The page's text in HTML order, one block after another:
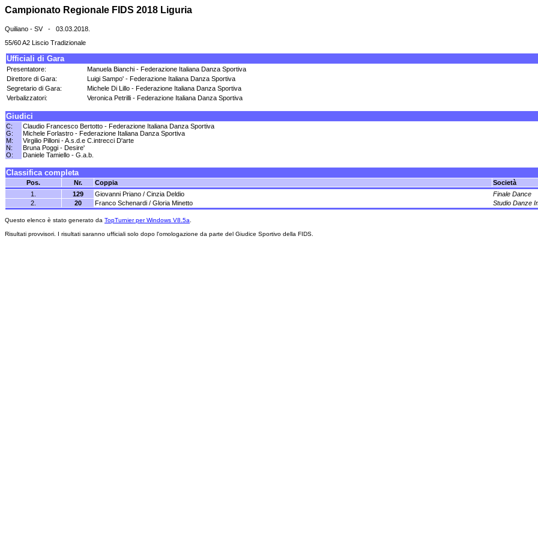
Campionato Regionale FIDS 2018 Liguria
Quiliano - SV - 03.03.2018.
55/60 A2 Liscio Tradizionale
Ufficiali di Gara
Presentatore:
Manuela Bianchi - Federazione Italiana Danza Sportiva
Direttore di Gara:
Luigi Sampo' - Federazione Italiana Danza Sportiva
Segretario di Gara:
Michele Di Lillo - Federazione Italiana Danza Sportiva
Verbalizzatori:
Veronica Petrilli - Federazione Italiana Danza Sportiva
Giudici
C:
G:
M:
N:
O:
Claudio Francesco Bertotto - Federazione Italiana Danza Sportiva
Michele Forlastro - Federazione Italiana Danza Sportiva
Virgilio Pilloni - A.s.d.e C.intrecci D'arte
Bruna Poggi - Desire'
Daniele Tamiello - G.a.b.
Classifica completa
Pos. Nr. Coppia
Società
1.
129 Giovanni Priano / Cinzia Deldio
Finale Dance
2.
20 Franco Schenardi / Gloria Minetto Studio Danze
Questo elenco è stato generato da TopTurnier per Windows V8.5a
Risultati provvisori. I risultati saranno ufficiali solo dopo l'omologazione da parte del Giudice Sportivo della FIDS.